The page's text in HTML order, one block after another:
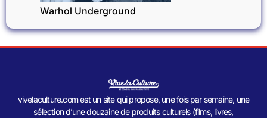
Warhol Underground
vivelaculture.com est un site qui propose, une fois par semaine, une
sélection d’une douzaine de produits culturels (films, livres,